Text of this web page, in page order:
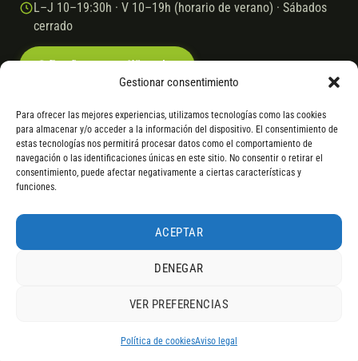
Gestionar consentimiento
Para ofrecer las mejores experiencias, utilizamos tecnologías como las cookies
para almacenar y/o acceder a la información del dispositivo. El consentimiento de
estas tecnologías nos permitirá procesar datos como el comportamiento de
navegación o las identificaciones únicas en este sitio. No consentir o retirar el
consentimiento, puede afectar negativamente a ciertas características y
funciones.
ACEPTAR
DENEGAR
VER PREFERENCIAS
Política de cookiesAviso legal
L–J 10–19:30h · V 10–19h (horario de verano) · Sábados
cerrado
© 2026 Ebike.esAviso legal Política de cookies
VISA Mastercard Transferencia Cofidis
* Financiación instantánea con Cofidis hasta 6.000 € sin intereses.
Gasto de apertura: 4% hasta 18 meses y 7% a 24 meses. Consulta
* Los modelos con entrega inmediata se envían 24 h laborables tras el
servir el producto, se devuelve el importe sin coste. La información de
por otros equivalentes o superiores.RESEÑAS DE